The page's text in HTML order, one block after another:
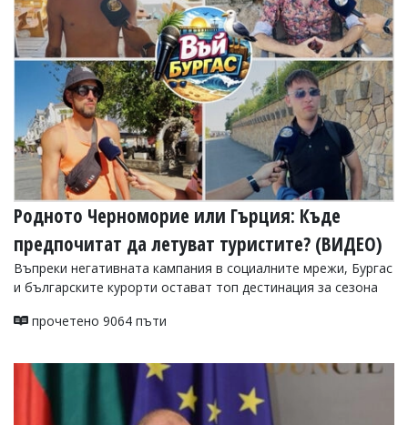
Родното Черноморие или Гърция: Къде
предпочитат да летуват туристите? (ВИДЕО)
Въпреки негативната кампания в социалните мрежи, Бургас
и българските курорти остават топ дестинация за сезона
прочетено 9064 пъти